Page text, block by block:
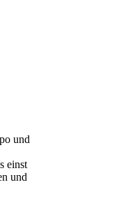
und
einst
und